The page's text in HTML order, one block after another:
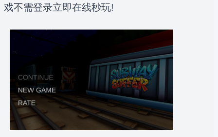
戏不需登录立即在线秒玩!